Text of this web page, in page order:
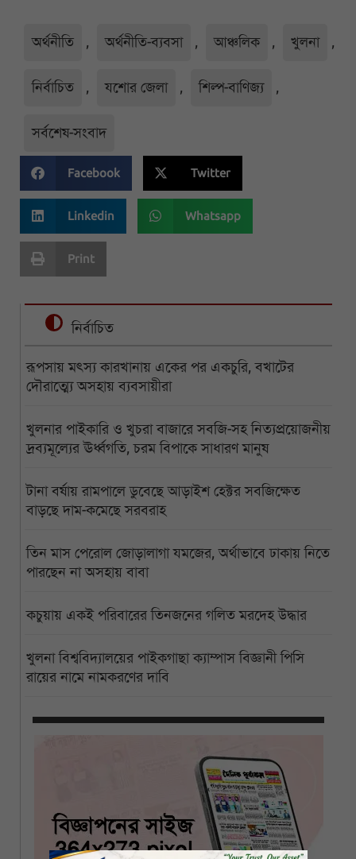
অর্থনীতি , অর্থনীতি-ব্যবসা , আঞ্চলিক , খুলনা ,
নির্বাচিত , যশোর জেলা , শিল্প-বাণিজ্য ,
সর্বশেষ-সংবাদ
Facebook Twitter
Linkedin Whatsapp
Print
নির্বাচিত
রূপসায় মৎস্য কারখানায় একের পর একচুরি, বখাটের
দৌরাত্ম্যে অসহায় ব্যবসায়ীরা
খুলনার পাইকারি ও খুচরা বাজারে সবজি-সহ নিত্যপ্রয়োজনীয়
দ্রব্যমূল্যের ঊর্ধ্বগতি, চরম বিপাকে সাধারণ মানুষ
টানা বর্ষায় রামপালে ডুবেছে আড়াইশ হেক্টর সবজিক্ষেত
বাড়ছে দাম-কমেছে সরবরাহ
তিন মাস পেরোল জোড়ালাগা যমজের, অর্থাভাবে ঢাকায় নিতে
পারছেন না অসহায় বাবা
কচুয়ায় একই পরিবারের তিনজনের গলিত মরদেহ উদ্ধার
খুলনা বিশ্ববিদ্যালয়ের পাইকগাছা ক্যাম্পাস বিজ্ঞানী পিসি
রায়ের নামে নামকরণের দাবি